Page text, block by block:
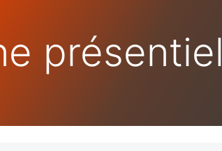
présentiel